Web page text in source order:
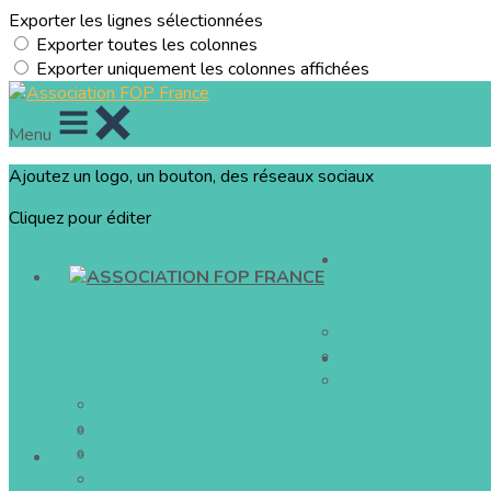
Exporter les lignes sélectionnées
Exporter toutes les colonnes
Exporter uniquement les colonnes affichées
Menu
Ajoutez un logo, un bouton, des réseaux sociaux
Cliquez pour éditer